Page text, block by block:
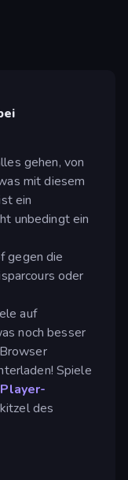
gehen, von
mit diesem
ein
unbedingt ein
gegen die
oder
auf
noch besser
Spiele
des